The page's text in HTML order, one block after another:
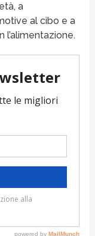
a
al cibo e a
l’alimentazione.